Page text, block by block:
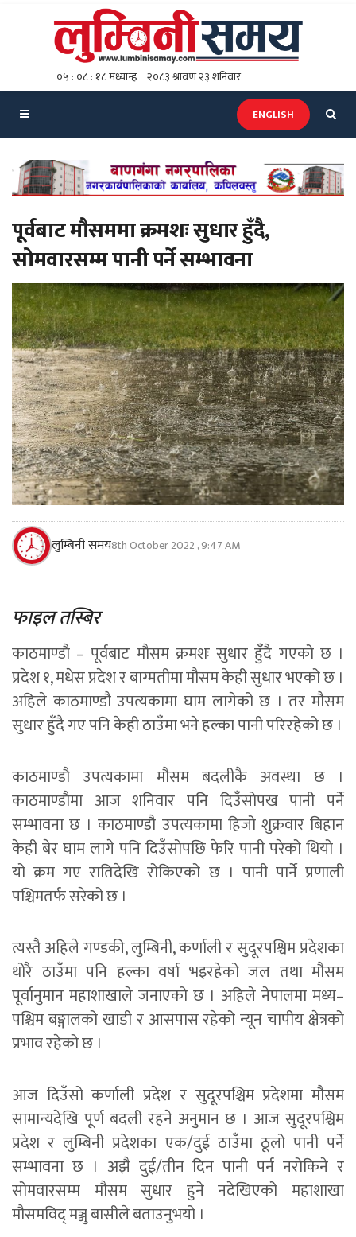
ENGLISH
पूर्वबाट मौसममा क्रमशः सुधार हुँदै,
सोमवारसम्म पानी पर्ने सम्भावना
लुम्बिनी समय8th October 2022 , 9:47 AM
फाइल तस्बिर
काठमाण्डाै – पूर्वबाट मौसम क्रमशः सुधार हुँदै गएको छ ।
प्रदेश १, मधेस प्रदेश र बाग्मतीमा मौसम केही सुधार भएको छ ।
अहिले काठमाण्डौ उपत्यकामा घाम लागेको छ । तर मौसम
सुधार हुँदै गए पनि केही ठाउँमा भने हल्का पानी परिरहेको छ ।
काठमाण्डौ उपत्यकामा मौसम बदलीकै अवस्था छ ।
काठमाण्डौमा आज शनिवार पनि दिउँसोपख पानी पर्ने
सम्भावना छ । काठमाण्डौ उपत्यकामा हिजो शुक्रवार बिहान
केही बेर घाम लागे पनि दिउँसोपछि फेरि पानी परेको थियो ।
यो क्रम गए रातिदेखि रोकिएको छ । पानी पार्ने प्रणाली
पश्चिमतर्फ सरेको छ ।
त्यस्तै अहिले गण्डकी, लुम्बिनी, कर्णाली र सुदूरपश्चिम प्रदेशका
थोरै ठाउँमा पनि हल्का वर्षा भइरहेको जल तथा मौसम
पूर्वानुमान महाशाखाले जनाएको छ । अहिले नेपालमा मध्य–
पश्चिम बङ्गालको खाडी र आसपास रहेको न्यून चापीय क्षेत्रको
प्रभाव रहेको छ ।
आज दिउँसो कर्णाली प्रदेश र सुदूरपश्चिम प्रदेशमा मौसम
सामान्यदेखि पूर्ण बदली रहने अनुमान छ । आज सुदूरपश्चिम
प्रदेश र लुम्बिनी प्रदेशका एक/दुई ठाउँमा ठूलो पानी पर्ने
सम्भावना छ । अझै दुई/तीन दिन पानी पर्न नरोकिने र
सोमवारसम्म मौसम सुधार हुने नदेखिएको महाशाखा
मौसमविद् मञ्जु बासीले बताउनुभयो ।